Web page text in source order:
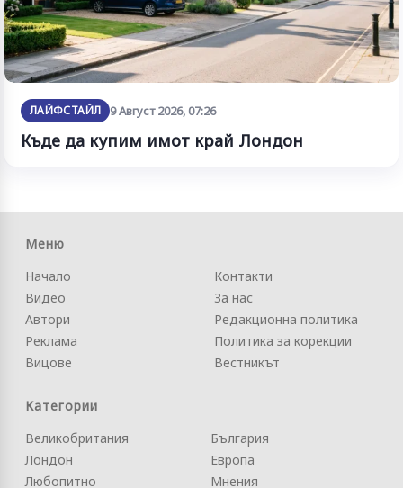
ЛАЙФСТАЙЛ 9 Август 2026, 07:26
Къде да купим имот край Лондон
Меню
Начало
Видео
Автори
Реклама
Вицове
Контакти
За нас
Редакционна политика
Политика за корекции
Вестникът
Категории
Великобритания
Лондон
Любопитно
България
Европа
Мнения